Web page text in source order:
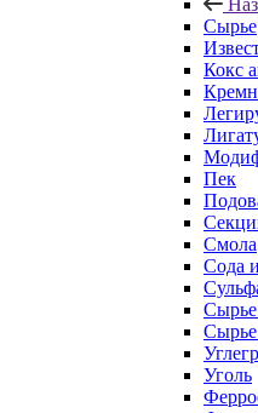
Сырье
Кокс
Пек
Смола
Сода
Сырье
Сырье
Уголь